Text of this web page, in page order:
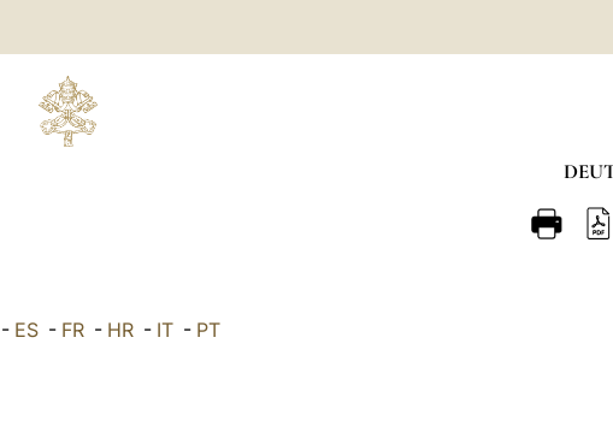
- ES- FR- HR- IT- PT